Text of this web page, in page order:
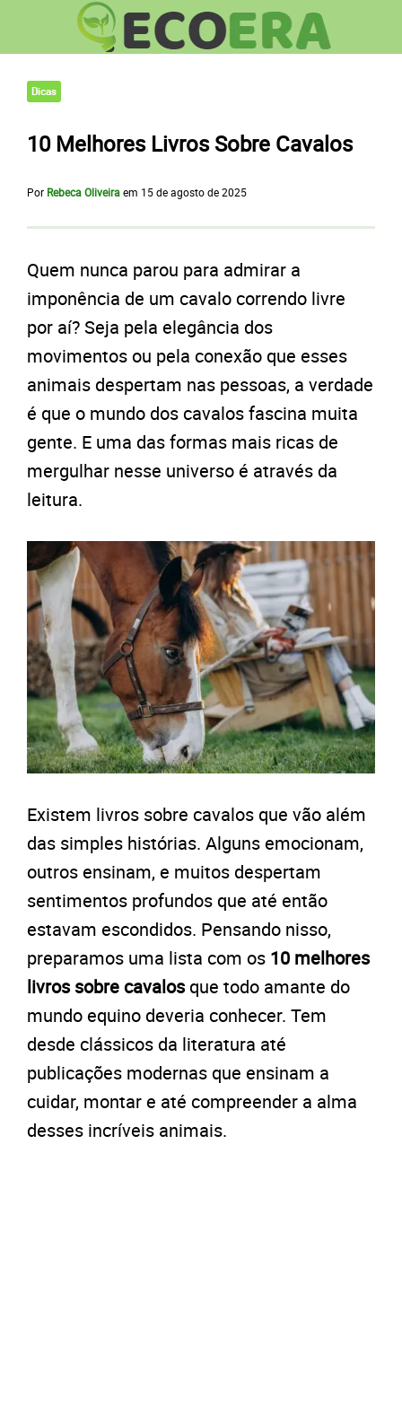
Dicas
10 Melhores Livros Sobre Cavalos
Por Rebeca Oliveiraem 15 de agosto de 2025
Quem nunca parou para admirar a
imponência de um cavalo correndo livre
por aí? Seja pela elegância dos
movimentos ou pela conexão que esses
animais despertam nas pessoas, a verdade
é que o mundo dos cavalos fascina muita
gente. E uma das formas mais ricas de
mergulhar nesse universo é através da
leitura.
Existem livros sobre cavalos que vão além
das simples histórias. Alguns emocionam,
outros ensinam, e muitos despertam
sentimentos profundos que até então
estavam escondidos. Pensando nisso,
preparamos uma lista com os 10 melhores
livros sobre cavalosque todo amante do
mundo equino deveria conhecer. Tem
desde clássicos da literatura até
publicações modernas que ensinam a
cuidar, montar e até compreender a alma
desses incríveis animais.